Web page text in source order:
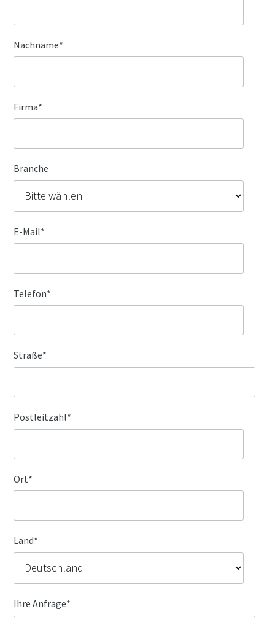
Nachname*
Firma*
Branche
E-Mail*
Telefon*
Straße*
Postleitzahl*
Ort*
Land*
Ihre Anfrage*